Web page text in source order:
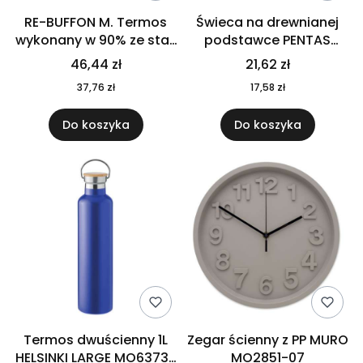
RE-BUFFON M. Termos
wykonany w 90% ze stali
nierdzewnej
pochodzącej z
recyklingu 520 ml 94294
46,44 zł
37,76 zł
Do koszyka
Świeca na drewnianej
podstawce PENTAS
MO6282-40
21,62 zł
17,58 zł
Do koszyka
Termos dwuścienny 1L
HELSINKI LARGE MO6373-
Zegar ścienny z PP MURO
MO2851-07